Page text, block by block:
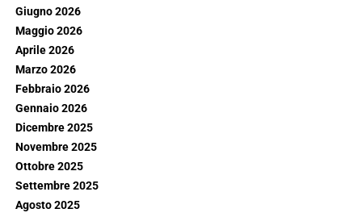
Giugno 2026
Maggio 2026
Aprile 2026
Marzo 2026
Febbraio 2026
Gennaio 2026
Dicembre 2025
Novembre 2025
Ottobre 2025
Settembre 2025
Agosto 2025